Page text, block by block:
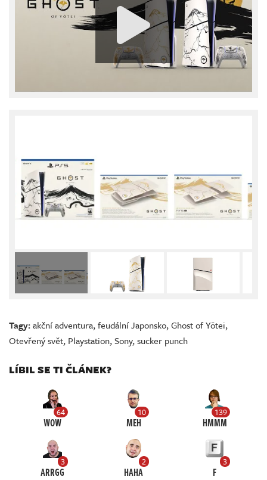
Tagy:akční adventura,feudální Japonsko,Ghost of Yōtei,
Otevřený svět, Playstation,Sony,sucker punch
LÍBIL SE TI ČLÁNEK?
64
WOW
10
MEH
139
HMMM
3
ARRGG
2
HAHA
3
F